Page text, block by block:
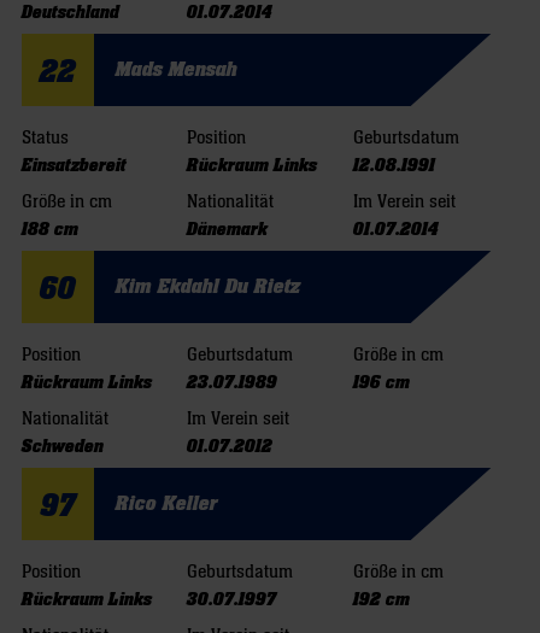
Deutschland
01.07.2014
22 Mads Mensah
Status
Einsatzbereit
Position
Rückraum Links
Geburtsdatum
12.08.1991
Größe in cm
188 cm
Nationalität
Dänemark
Im Verein seit
01.07.2014
60 Kim Ekdahl Du Rietz
Position
Rückraum Links
Geburtsdatum
23.07.1989
Größe in cm
196 cm
Nationalität
Schweden
Im Verein seit
01.07.2012
97 Rico Keller
Position
Rückraum Links
Geburtsdatum
30.07.1997
Größe in cm
192 cm